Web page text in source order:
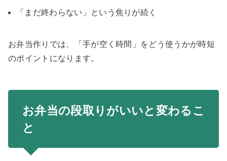
「まだ終わらない」という焦りが続く
お弁当作りでは、「手が空く時間」をどう使うかが時短
のポイントになります。
お弁当の段取りがいいと変わるこ
と